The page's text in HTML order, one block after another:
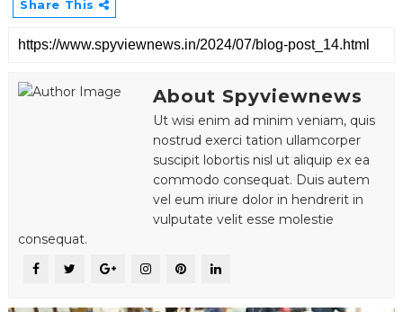
Share This
About Spyviewnews
Ut wisi enim ad minim veniam, quis
nostrud exerci tation ullamcorper
suscipit lobortis nisl ut aliquip ex ea
commodo consequat. Duis autem
vel eum iriure dolor in hendrerit in
vulputate velit esse molestie
consequat.